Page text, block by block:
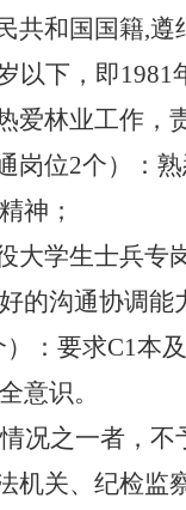
共和国国籍,遵
以下，即
爱林业工作，
岗位2个）：
神；
大学生士兵专
的沟通协调能
）：要求C1本
意识。
况之一者，不
机关、纪检监